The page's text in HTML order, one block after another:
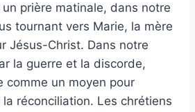
prière matinale, dans notre
tournant vers Marie, la mère
Jésus-Christ. Dans notre
la guerre et la discorde,
comme un moyen pour
réconciliation. Les chrétiens